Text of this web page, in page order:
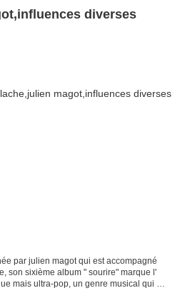
diverses
par julien magot qui est accompagné
son sixième album " sourire" marque l'
mais ultra-pop, un genre musical qui s'